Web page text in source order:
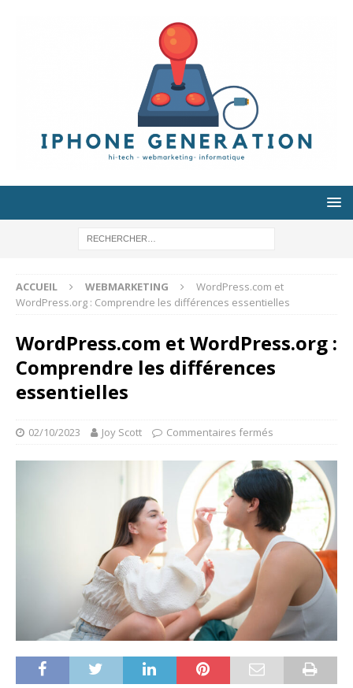
ACCUEIL WEBMARKETING
WordPress.com et
WordPress.org : Comprendre les différences essentielles
WordPress.com et WordPress.org :
Comprendre les différences
essentielles
02/10/2023 Joy Scott Commentaires fermés